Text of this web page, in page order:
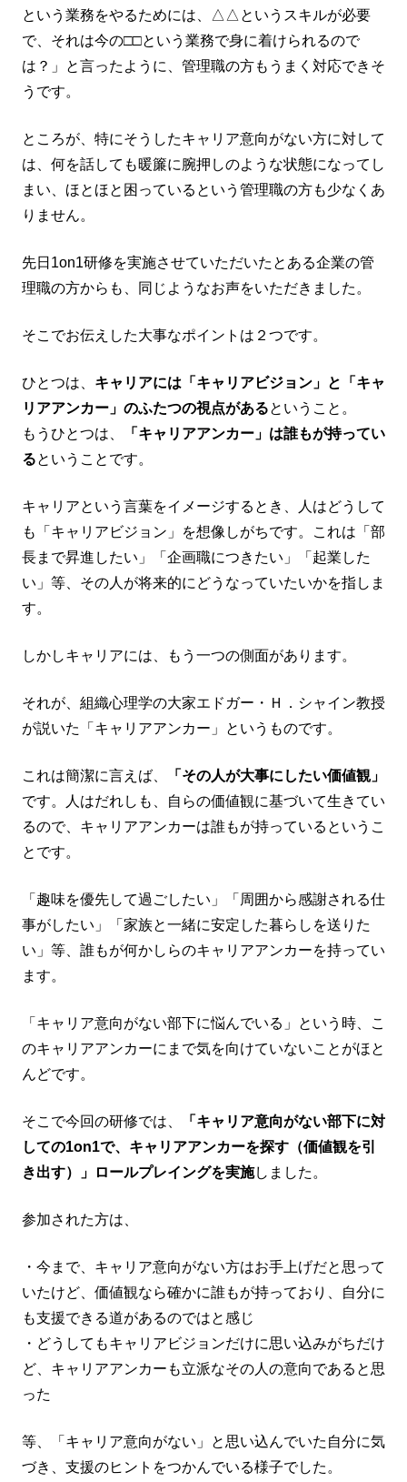
という業務をやるためには、△△というスキルが必要
で、それは今の□□という業務で身に着けられるので
は？」と言ったように、管理職の方もうまく対応できそ
うです。
ところが、特にそうしたキャリア意向がない方に対して
は、何を話しても暖簾に腕押しのような状態になってし
まい、ほとほと困っているという管理職の方も少なくあ
りません。
先日1on1研修を実施させていただいたとある企業の管
理職の方からも、同じようなお声をいただきました。
そこでお伝えした大事なポイントは２つです。
ひとつは、 キャリアには「キャリアビジョン」と「キャ
リアアンカー」のふたつの視点があるということ。
もうひとつは、
「キャリアアンカー」は誰もが持ってい
るということです。
キャリアという言葉をイメージするとき、人はどうして
も「キャリアビジョン」を想像しがちです。これは「部
長まで昇進したい」「企画職につきたい」「起業した
い」等、その人が将来的にどうなっていたいかを指しま
す。
しかしキャリアには、もう一つの側面があります。
それが、組織心理学の大家エドガー・Ｈ．シャイン教授
が説いた「キャリアアンカー」というものです。
これは簡潔に言えば、
「その人が大事にしたい価値観」
です。人はだれしも、自らの価値観に基づいて生きてい
るので、キャリアアンカーは誰もが持っているというこ
とです。
「趣味を優先して過ごしたい」「周囲から感謝される仕
事がしたい」「家族と一緒に安定した暮らしを送りた
い」等、誰もが何かしらのキャリアアンカーを持ってい
ます。
「キャリア意向がない部下に悩んでいる」という時、こ
のキャリアアンカーにまで気を向けていないことがほと
んどです。
そこで今回の研修では、
「キャリア意向がない部下に対
しての1on1で、キャリアアンカーを探す（価値観を引
き出す）」ロールプレイングを実施しました。
参加された方は、
・今まで、キャリア意向がない方はお手上げだと思って
いたけど、価値観なら確かに誰もが持っており、自分に
も支援できる道があるのではと感じ
・どうしてもキャリアビジョンだけに思い込みがちだけ
ど、キャリアアンカーも立派なその人の意向であると思
った
等、「キャリア意向がない」と思い込んでいた自分に気
づき、支援のヒントをつかんでいる様子でした。